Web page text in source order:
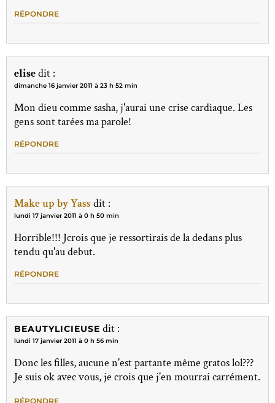
RÉPONDRE
elisedit :
dimanche 16 janvier 2011 à 23 h 52 min
Mon dieu comme sasha, j'aurai une crise cardiaque. Les
gens sont tarées ma parole!
RÉPONDRE
Make up by Yass dit :
lundi 17 janvier 2011 à 0 h 50 min
Horrible!!! Jcrois que je ressortirais de la dedans plus
tendu qu'au debut.
RÉPONDRE
BEAUTYLICIEUSE dit :
lundi 17 janvier 2011 à 0 h 56 min
Donc les filles, aucune n'est partante même gratos lol???
Je suis ok avec vous, je crois que j'en mourrai carrément.
RÉPONDRE